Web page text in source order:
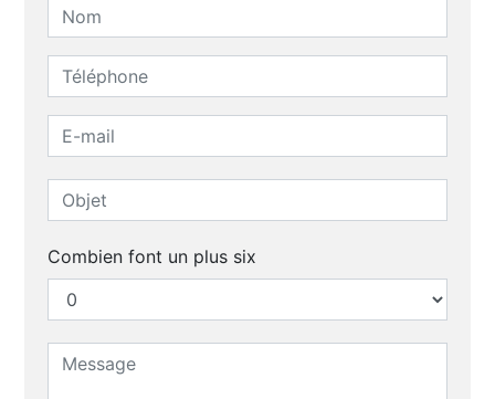
Combien font un plus six